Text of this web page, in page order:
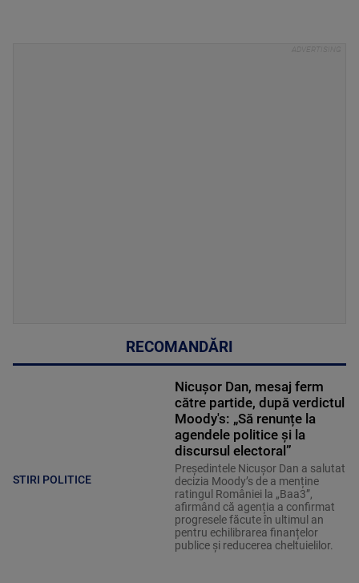
RECOMANDĂRI
STIRI POLITICE
Nicușor Dan, mesaj ferm
către partide, după verdictul
Moody's: „Să renunțe la
agendele politice şi la
discursul electoral”
Președintele Nicușor Dan a salutat
decizia Moody’s de a menține
ratingul României la „Baa3”,
afirmând că agenția a confirmat
progresele făcute în ultimul an
pentru echilibrarea finanțelor
publice și reducerea cheltuielilor.